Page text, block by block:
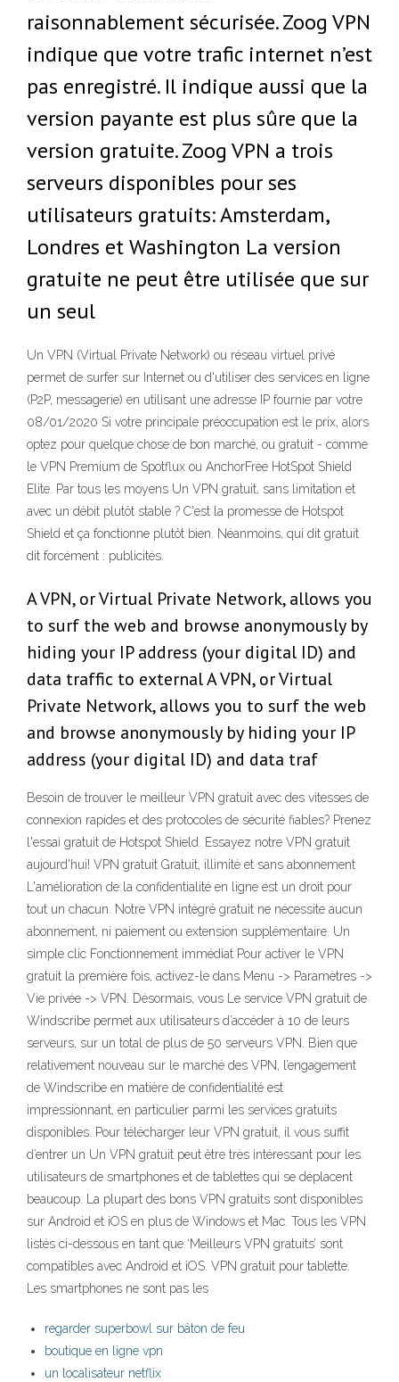
raisonnablement sécurisée. Zoog VPN
indique que votre trafic internet n’est
pas enregistré. Il indique aussi que la
version payante est plus sûre que la
version gratuite. Zoog VPN a trois
serveurs disponibles pour ses
utilisateurs gratuits: Amsterdam,
Londres et Washington La version
gratuite ne peut être utilisée que sur
un seul
Un VPN (Virtual Private Network) ou réseau virtuel privé
permet de surfer sur Internet ou d'utiliser des services en ligne
(P2P, messagerie) en utilisant une adresse IP fournie par votre
08/01/2020 Si votre principale préoccupation est le prix, alors
optez pour quelque chose de bon marché, ou gratuit - comme
le VPN Premium de Spotflux ou AnchorFree HotSpot Shield
Elite. Par tous les moyens Un VPN gratuit, sans limitation et
avec un débit plutôt stable ? C'est la promesse de Hotspot
Shield et ça fonctionne plutôt bien. Néanmoins, qui dit gratuit
dit forcément : publicités.
A VPN, or Virtual Private Network, allows you
to surf the web and browse anonymously by
hiding your IP address (your digital ID) and
data traffic to external A VPN, or Virtual
Private Network, allows you to surf the web
and browse anonymously by hiding your IP
address (your digital ID) and data traf
Besoin de trouver le meilleur VPN gratuit avec des vitesses de
connexion rapides et des protocoles de sécurité fiables? Prenez
l'essai gratuit de Hotspot Shield. Essayez notre VPN gratuit
aujourd'hui! VPN gratuit Gratuit, illimité et sans abonnement
L'amélioration de la confidentialité en ligne est un droit pour
tout un chacun. Notre VPN intégré gratuit ne nécessite aucun
abonnement, ni paiement ou extension supplémentaire. Un
simple clic Fonctionnement immédiat Pour activer le VPN
gratuit la première fois, activez-le dans Menu -> Paramètres ->
Vie privée -> VPN. Désormais, vous Le service VPN gratuit de
Windscribe permet aux utilisateurs d’accéder à 10 de leurs
serveurs, sur un total de plus de 50 serveurs VPN. Bien que
relativement nouveau sur le marché des VPN, l’engagement
de Windscribe en matière de confidentialité est
impressionnant, en particulier parmi les services gratuits
disponibles. Pour télécharger leur VPN gratuit, il vous suffit
d’entrer un Un VPN gratuit peut être très intéressant pour les
utilisateurs de smartphones et de tablettes qui se déplacent
beaucoup. La plupart des bons VPN gratuits sont disponibles
sur Android et iOS en plus de Windows et Mac. Tous les VPN
listés ci-dessous en tant que ‘Meilleurs VPN gratuits’ sont
compatibles avec Android et iOS. VPN gratuit pour tablette.
Les smartphones ne sont pas les
regarder superbowl sur bâton de feu
boutique en ligne vpn
un localisateur netflix